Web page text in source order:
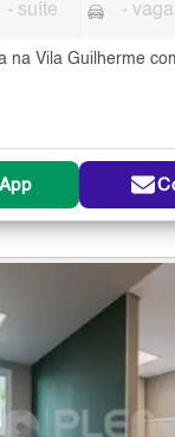
- suíte - vaga
na Vila Guilherme